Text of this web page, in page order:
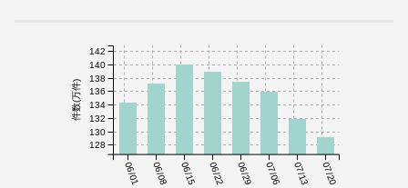
06/01 06/08 06/15 06/22 06/29 07/06 07/13 07/20
件数(万件)
128
130
132
134
136
138
140
142